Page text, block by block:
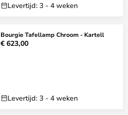
Levertijd: 3 - 4 weken
Bourgie Tafellamp Chroom - Kartell
€ 623,00
Levertijd: 3 - 4 weken